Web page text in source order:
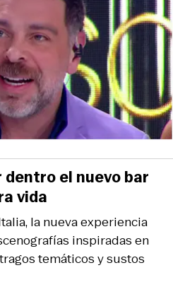
la nueva experiencia
inspiradas en
temáticos y sustos
dentro el nuevo bar
vida